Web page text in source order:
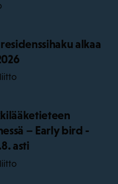
alkaa
– Early bird -
asti